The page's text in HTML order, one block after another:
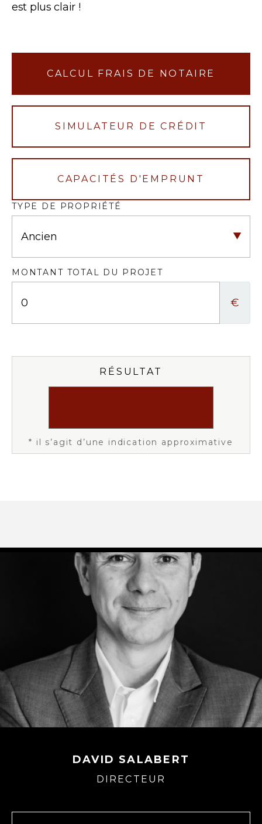
est plus clair !
CALCUL FRAIS DE NOTAIRE
SIMULATEUR DE CRÉDIT
CAPACITÉS D'EMPRUNT
DAVID SALABERT
DIRECTEUR